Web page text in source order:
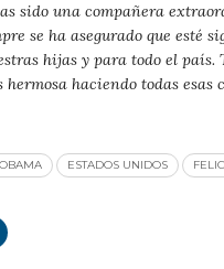
sido una compañera
se ha asegurado que esté
hijas y para todo el
haciendo todas esas
ESTADOS UNIDOS